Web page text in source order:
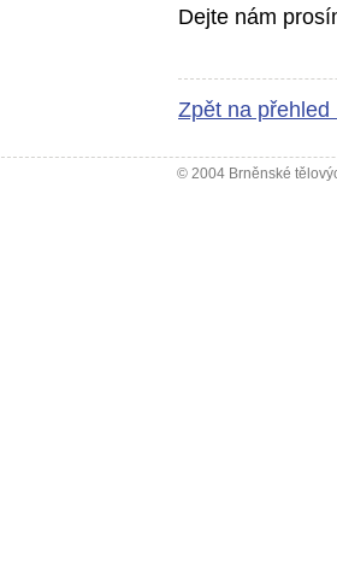
Dejte nám
Zpět na přehled
© 2004 Brněnské